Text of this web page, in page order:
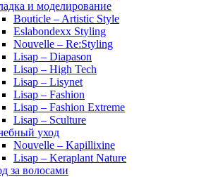
и моделирование
Bouticle – Artistic Style
Eslabondexx Styling
Nouvelle – Re:Styling
Lisap – Diapason
Lisap – High Tech
Lisap – Lisynet
Lisap – Fashion
Lisap – Fashion Extreme
Lisap – Sculture
уход
Nouvelle – Kapillixine
Lisap – Keraplant Nature
за волосами